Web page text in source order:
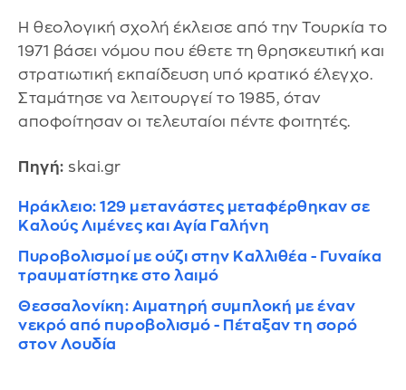
Η θεολογική σχολή έκλεισε από την Τουρκία το
1971 βάσει νόμου που έθετε τη θρησκευτική και
στρατιωτική εκπαίδευση υπό κρατικό έλεγχο.
Σταμάτησε να λειτουργεί το 1985, όταν
αποφοίτησαν οι τελευταίοι πέντε φοιτητές.
Πηγή: skai.gr
Ηράκλειο: 129 μετανάστες μεταφέρθηκαν σε
Καλούς Λιμένες και Αγία Γαλήνη
Πυροβολισμοί με ούζι στην Καλλιθέα - Γυναίκα
τραυματίστηκε στο λαιμό
Θεσσαλονίκη: Αιματηρή συμπλοκή με έναν
νεκρό από πυροβολισμό - Πέταξαν τη σορό
στον Λουδία